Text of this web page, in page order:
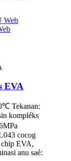
EVA
Tekanan:
kompléks
cocog
chip EVA,
anu saé: